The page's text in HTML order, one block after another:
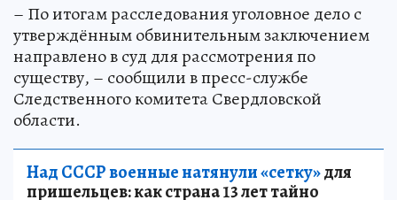
– По итогам расследования уголовное дело с
утверждённым обвинительным заключением
направлено в суд для рассмотрения по
существу, – сообщили в пресс-службе
Следственного комитета Свердловской
области.
Над СССР военные натянули «сетку»для
пришельцев: как страна 13 лет тайно